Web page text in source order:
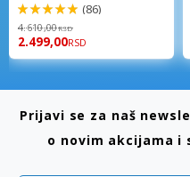
98%
(86)
4.610,00RSD
2.499,00RSD
Prijavi se za naš
o novim akcijama i